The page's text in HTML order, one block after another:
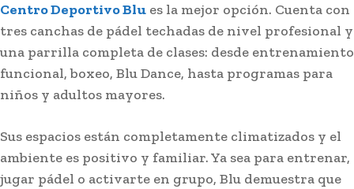
Centro Deportivo Blu es la mejor opción. Cuenta con
tres canchas de pádel techadas de nivel profesional y
una parrilla completa de clases: desde entrenamiento
funcional, boxeo, Blu Dance, hasta programas para
niños y adultos mayores.
Sus espacios están completamente climatizados y el
ambiente es positivo y familiar. Ya sea para entrenar,
jugar pádel o activarte en grupo, Blu demuestra que